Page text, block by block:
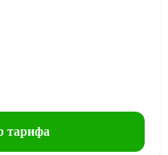
тарифа